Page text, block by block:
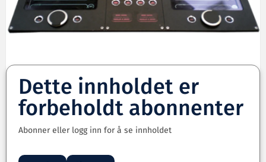
Dette innholdet er
forbeholdt abonnenter
Abonner eller logg inn for å se innholdet